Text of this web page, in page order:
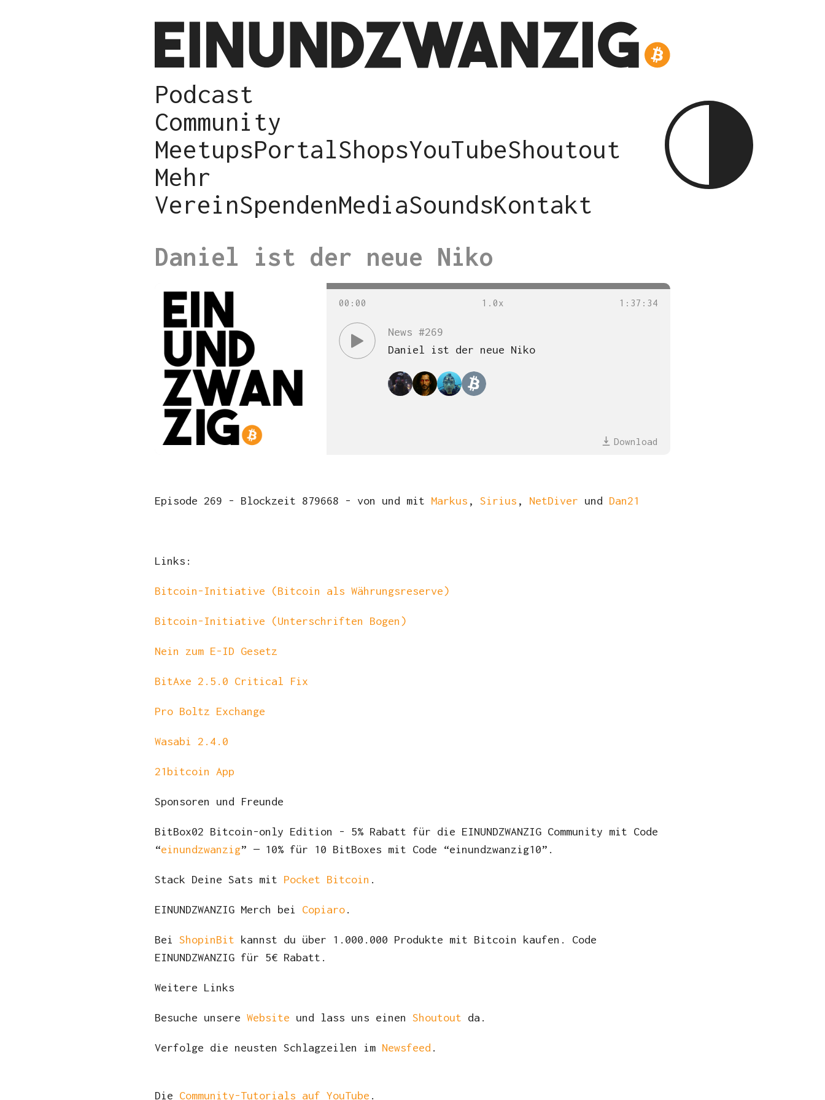
Podcast
Community
MeetupsPortalShopsYouTubeShoutout
Mehr
VereinSpendenMediaSoundsKontakt
Daniel ist der neue Niko
00 : 00 1 : 37 : 34
News #269
Daniel ist der neue Niko
Download
Episode 269 - Blockzeit 879668 - von und mit Markus , Sirius , NetDiver und Dan21
Links:
Bitcoin-Initiative (Bitcoin als Währungsreserve)
Bitcoin-Initiative (Unterschriften Bogen)
Nein zum E-ID Gesetz
BitAxe 2.5.0 Critical Fix
Pro Boltz Exchange
Wasabi 2.4.0
21bitcoin App
Sponsoren und Freunde
BitBox02 Bitcoin-only Edition - 5% Rabatt für die EINUNDZWANZIG Community mit Code
“einundzwanzig” — 10% für 10 BitBoxes mit Code “einundzwanzig10”.
Stack Deine Sats mit Pocket Bitcoin .
EINUNDZWANZIG Merch bei Copiaro.
Bei ShopinBit kannst du über 1.000.000 Produkte mit Bitcoin kaufen. Code
EINUNDZWANZIG für 5€ Rabatt.
Weitere Links
Besuche unsere Website und lass uns einen Shoutout da.
Verfolge die neusten Schlagzeilen im Newsfeed .
Die Community-Tutorials auf YouTube .